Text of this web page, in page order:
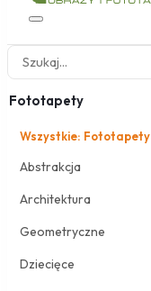
Fototapety
Wszystkie: Fototapety
Abstrakcja
Architektura
Geometryczne
Dziecięce